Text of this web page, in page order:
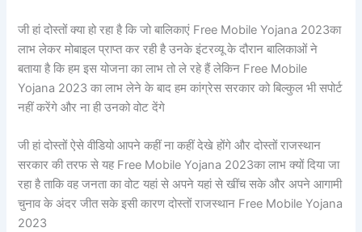
जी हां दोस्तों क्या हो रहा है कि जो बालिकाएं Free Mobile Yojana 2023का
लाभ लेकर मोबाइल प्राप्त कर रही है उनके इंटरव्यू के दौरान बालिकाओं ने
बताया है कि हम इस योजना का लाभ तो ले रहे हैं लेकिन Free Mobile
Yojana 2023 का लाभ लेने के बाद हम कांग्रेस सरकार को बिल्कुल भी सपोर्ट
नहीं करेंगे और ना ही उनको वोट देंगे
जी हां दोस्तों ऐसे वीडियो आपने कहीं ना कहीं देखे होंगे और दोस्तों राजस्थान
सरकार की तरफ से यह Free Mobile Yojana 2023का लाभ क्यों दिया जा
रहा है ताकि वह जनता का वोट यहां से अपने यहां से खींच सके और अपने आगामी
चुनाव के अंदर जीत सके इसी कारण दोस्तों राजस्थान Free Mobile Yojana
2023